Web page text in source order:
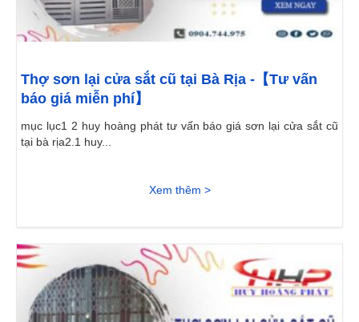
Thợ sơn lại cửa sắt cũ tại Bà Rịa -【Tư vấn
báo giá miễn phí】
mục lục1 2 huy hoàng phát tư vấn báo giá sơn lại cửa sắt cũ
tại bà rịa2.1 huy...
Xem thêm >